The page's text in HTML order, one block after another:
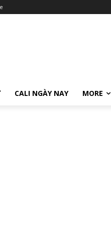
CALI NGÀY NAY MORE